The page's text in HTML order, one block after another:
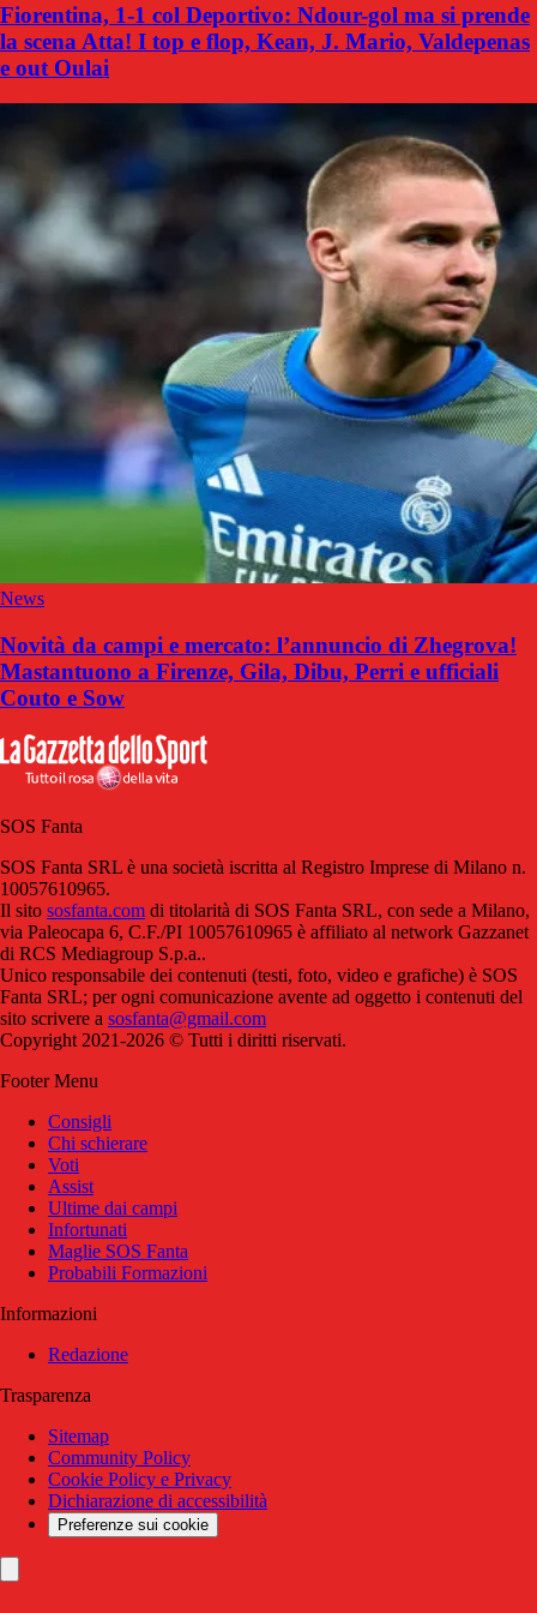
Fiorentina, 1-1 col Deportivo: Ndour-gol ma si prende
la scena Atta! I top e flop, Kean, J. Mario, Valdepenas
e out Oulai
News
Novità da campi e mercato: l’annuncio di Zhegrova!
Mastantuono a Firenze, Gila, Dibu, Perri e ufficiali
Couto e Sow
SOS Fanta
SOS Fanta SRL è una società iscritta al Registro Imprese di Milano n.
10057610965.
Il sito sosfanta.com di titolarità di SOS Fanta SRL, con sede a Milano,
via Paleocapa 6, C.F./PI 10057610965 è affiliato al network Gazzanet
di RCS Mediagroup S.p.a..
Unico responsabile dei contenuti (testi, foto, video e grafiche) è SOS
Fanta SRL; per ogni comunicazione avente ad oggetto i contenuti del
sito scrivere a sosfanta@gmail.com
Copyright 2021-2026 © Tutti i diritti riservati.
Footer Menu
Consigli
Chi schierare
Voti
Assist
Ultime dai campi
Infortunati
Maglie SOS Fanta
Probabili Formazioni
Informazioni
Redazione
Trasparenza
Sitemap
Community Policy
Cookie Policy e Privacy
Dichiarazione di accessibilità
Preferenze sui cookie